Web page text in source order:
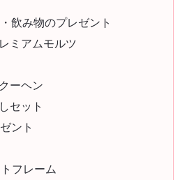
飲み物のプレゼント
ミアムモルツ
ーヘン
セット
ント
フレーム